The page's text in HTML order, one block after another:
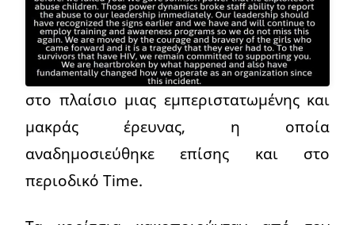
στο πλαίσιο μιας εμπεριστατωμένης και
μακράς έρευνας, η οποία
αναδημοσιεύθηκε επίσης και στο
περιοδικό Time.